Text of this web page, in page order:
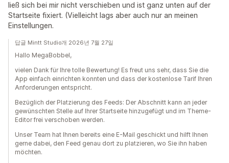
ließ sich bei mir nicht verschieben und ist ganz unten auf der
Startseite fixiert. (Vielleicht lags aber auch nur an meinen
Einstellungen.
답글 Mintt Studio개 2026년 7월 27일
Hallo MegaBobbel,
vielen Dank für Ihre tolle Bewertung! Es freut uns sehr, dass Sie die
App einfach einrichten konnten und dass der kostenlose Tarif Ihren
Anforderungen entspricht.
Bezüglich der Platzierung des Feeds: Der Abschnitt kann an jeder
gewünschten Stelle auf Ihrer Startseite hinzugefügt und im Theme-
Editor frei verschoben werden.
Unser Team hat Ihnen bereits eine E-Mail geschickt und hilft Ihnen
gerne dabei, den Feed genau dort zu platzieren, wo Sie ihn haben
möchten.